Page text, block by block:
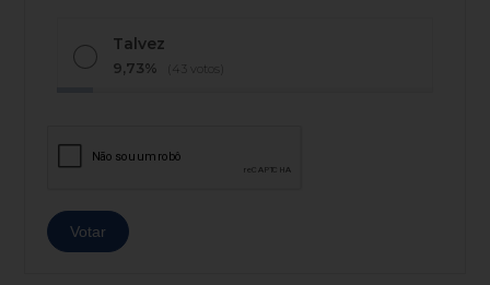
Talvez
9,73% (43 votos)